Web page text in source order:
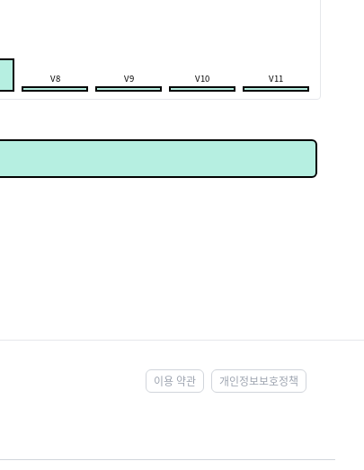
V8 V9 V10 V11
이용 약관 개인정보보호정책